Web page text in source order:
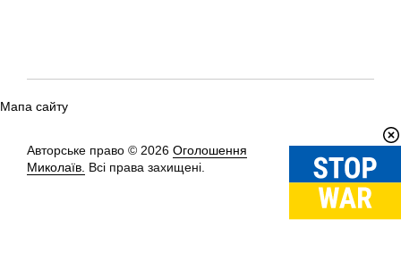
Мапа сайту
Авторське право © 2026 Оголошення
Миколаїв. Всі права захищені.
Вгору↑